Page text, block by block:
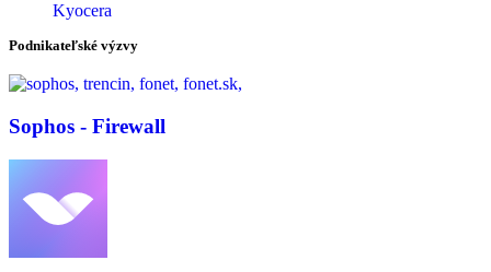
Kyocera
Podnikateľské výzvy
Sophos - Firewall